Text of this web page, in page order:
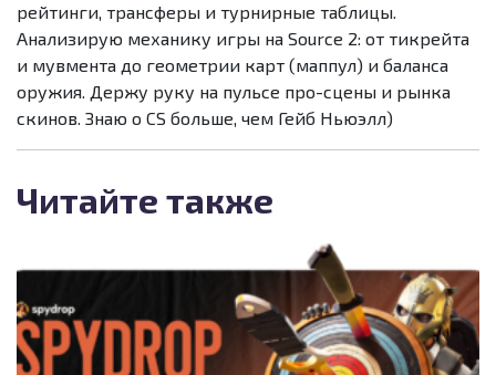
рейтинги, трансферы и турнирные таблицы.
Анализирую механику игры на Source 2: от тикрейта
и мувмента до геометрии карт (маппул) и баланса
оружия. Держу руку на пульсе про-сцены и рынка
скинов. Знаю о CS больше, чем Гейб Ньюэлл)
Читайте также